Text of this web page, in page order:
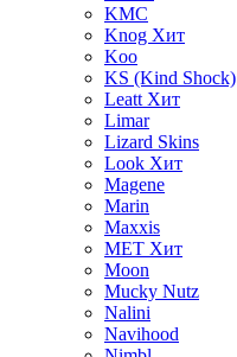
KMC
Knog Хит
Koo
KS (Kind Shock)
Leatt Хит
Limar
Lizard Skins
Look Хит
Magene
Marin
Maxxis
MET Хит
Moon
Mucky Nutz
Nalini
Navihood